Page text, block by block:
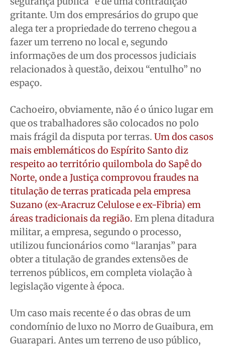
gritante. Um dos empresários do grupo que
alega ter a propriedade do terreno chegou a
fazer um terreno no local e, segundo
informações de um dos processos judiciais
relacionados à questão, deixou “entulho” no
espaço.
Cachoeiro, obviamente, não é o único lugar em
que os trabalhadores são colocados no polo
mais frágil da disputa por terras. Um dos casos
mais emblemáticos do Espírito Santo diz
respeito ao território quilombola do Sapê do
Norte, onde a Justiça comprovou fraudes na
titulação de terras praticada pela empresa
Suzano (ex-Aracruz Celulose e ex-Fibria) em
áreas tradicionais da região. Em plena ditadura
militar, a empresa, segundo o processo,
utilizou funcionários como “laranjas” para
obter a titulação de grandes extensões de
terrenos públicos, em completa violação à
legislação vigente à época.
Um caso mais recente é o das obras de um
condomínio de luxo no Morro de Guaibura, em
Guarapari. Antes um terreno de uso público,